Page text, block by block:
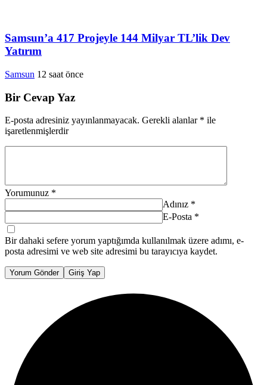
Samsun’a 417 Projeyle 144 Milyar TL’lik Dev
Yatırım
Samsun 12 saat önce
Bir Cevap Yaz
E-posta adresiniz yayınlanmayacak. Gerekli alanlar * ile
işaretlenmişlerdir
Yorumunuz *
Adınız *
E-Posta *
Bir dahaki sefere yorum yaptığımda kullanılmak üzere adımı, e-
posta adresimi ve web site adresimi bu tarayıcıya kaydet.
Yorum Gönder Giriş Yap